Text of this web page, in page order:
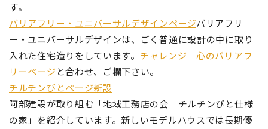
す。
バリアフリー・ユニバーサルデザインページバリアフリ
ー・ユニバーサルデザインは、ごく普通に設計の中に取り
入れた住宅造りをしています。 チャレンジ 心のバリアフ
リーページ と合わせ、ご欄下さい。
チルチンびとページ新設
阿部建設が取り組む「地域工務店の会 チルチンびと仕様
の家」を紹介しています。新しいモデルハウスでは長期優